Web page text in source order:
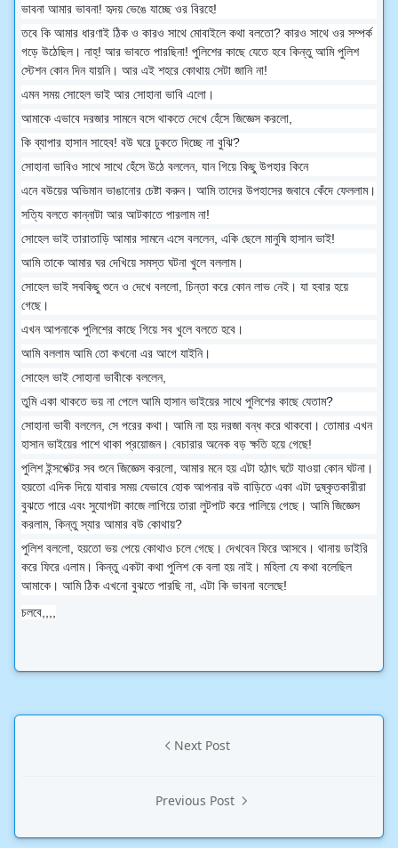
ভাবনা আমার ভাবনা! হৃদয় ভেঙে যাচ্ছে ওর বিরহে!
তবে কি আমার ধারণাই ঠিক ও কারও সাথে মোবাইলে কথা বলতো? কারও সাথে ওর সম্পর্ক
গড়ে উঠেছিল। নাহ্! আর ভাবতে পারছিনা! পুলিশের কাছে যেতে হবে কিন্তু আমি পুলিশ
স্টেশন কোন দিন যায়নি। আর এই শহরে কোথায় সেটা জানি না!
এমন সময় সোহেল ভাই আর সোহানা ভাবি এলো।
আমাকে এভাবে দরজার সামনে বসে থাকতে দেখে হেঁসে জিজ্ঞেস করলো,
কি ব্যাপার হাসান সাহেব! বউ ঘরে ঢুকতে দিচ্ছে না বুঝি?
সোহানা ভাবিও সাথে সাথে হেঁসে উঠে বললেন, যান গিয়ে কিছু উপহার কিনে
এনে বউয়ের অভিমান ভাঙানোর চেষ্টা করুন। আমি তাদের উপহাসের জবাবে কেঁদে ফেললাম।
সত্যি বলতে কান্নাটা আর আটকাতে পারলাম না!
সোহেল ভাই তারাতাড়ি আমার সামনে এসে বললেন, একি ছেলে মানুষি হাসান ভাই!
আমি তাকে আমার ঘর দেখিয়ে সমস্ত ঘটনা খুলে বললাম।
সোহেল ভাই সবকিছু শুনে ও দেখে বললো, চিন্তা করে কোন লাভ নেই। যা হবার হয়ে
গেছে।
এখন আপনাকে পুলিশের কাছে গিয়ে সব খুলে বলতে হবে।
আমি বললাম আমি তো কখনো এর আগে যাইনি।
সোহেল ভাই সোহানা ভাবীকে বললেন,
তুমি একা থাকতে ভয় না পেলে আমি হাসান ভাইয়ের সাথে পুলিশের কাছে যেতাম?
সোহানা ভাবী বললেন, সে পরের কথা। আমি না হয় দরজা বন্ধ করে থাকবো। তোমার এখন
হাসান ভাইয়ের পাশে থাকা প্রয়োজন। বেচারার অনেক বড় ক্ষতি হয়ে গেছে!
পুলিশ ইন্সপেক্টর সব শুনে জিজ্ঞেস করলো, আমার মনে হয় এটা হঠাৎ ঘটে যাওয়া কোন ঘটনা।
হয়তো এদিক দিয়ে যাবার সময় যেভাবে হোক আপনার বউ বাড়িতে একা এটা দুষ্কৃতকারীরা
বুঝতে পারে এবং সুযোগটা কাজে লাগিয়ে তারা লুটপাট করে পালিয়ে গেছে। আমি জিজ্ঞেস
করলাম, কিন্তু স্যার আমার বউ কোথায়?
পুলিশ বললো, হয়তো ভয় পেয়ে কোথাও চলে গেছে। দেখবেন ফিরে আসবে। থানায় ডাইরি
করে ফিরে এলাম। কিন্তু একটা কথা পুলিশ কে বলা হয় নাই। মহিলা যে কথা বলেছিল
আমাকে। আমি ঠিক এখনো বুঝতে পারছি না, এটা কি ভাবনা বলেছে!
চলবে,,,,
Next Post
Previous Post